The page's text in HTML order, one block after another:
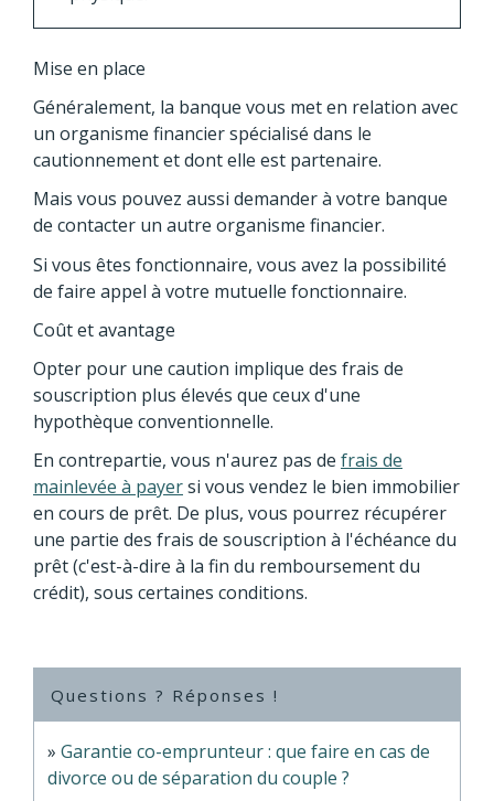
Mise en place
Généralement, la banque vous met en relation avec
un organisme financier spécialisé dans le
cautionnement et dont elle est partenaire.
Mais vous pouvez aussi demander à votre banque
de contacter un autre organisme financier.
Si vous êtes fonctionnaire, vous avez la possibilité
de faire appel à votre mutuelle fonctionnaire.
Coût et avantage
Opter pour une caution implique des frais de
souscription plus élevés que ceux d'une
hypothèque conventionnelle.
En contrepartie, vous n'aurez pas de frais de
mainlevée à payersi vous vendez le bien immobilier
en cours de prêt. De plus, vous pourrez récupérer
une partie des frais de souscription à l'échéance du
prêt (c'est-à-dire à la fin du remboursement du
crédit), sous certaines conditions.
Questions ? Réponses !
Garantie co-emprunteur : que faire en cas de
divorce ou de séparation du couple ?